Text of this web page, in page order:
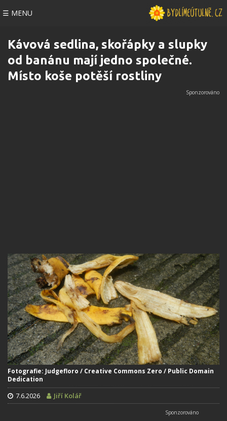
☰ MENU
Kávová sedlina, skořápky a slupky
od banánu mají jedno společné.
Místo koše potěší rostliny
Fotografie: Judgefloro / Creative Commons Zero / Public Domain
Dedication
7.6.2026 Jiří Kolář